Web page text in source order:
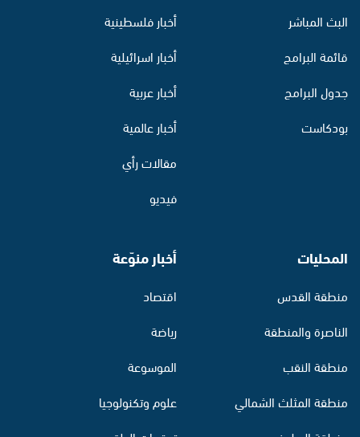
البث المباشر
قائمة البرامج
جدول البرامج
بودكاست
أخبار فلسطينية
أخبار اسرائيلية
أخبار عربية
أخبار عالمية
مقالات رأي
فيديو
المحليات
منطقة القدس
الناصرة والمنطقة
منطقة النقب
منطقة المثلث الشمالي
أخبار منوّعة
اقتصاد
رياضة
الموسوعة
علوم وتكنولوجيا